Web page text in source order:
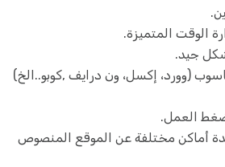
الوقت المتميزة.
جيد.
(وورد، إكسل، ون درايف ,كوبو..الخ)
ضغط العمل.
أماكن مختلفة عن الموقع المنصوص